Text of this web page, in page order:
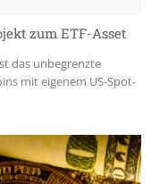
zum ETF-Asset
das unbegrenzte
mit eigenem US-Spot-